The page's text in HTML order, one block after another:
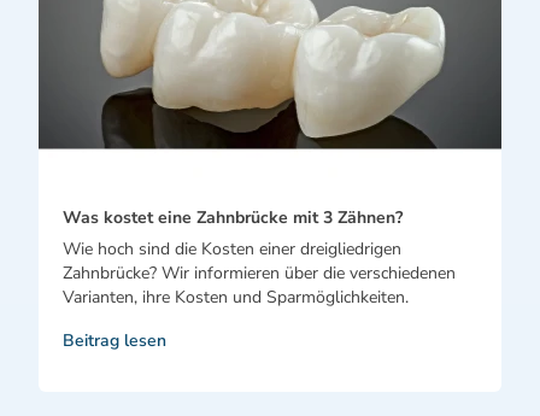
Was kostet eine Zahnbrücke mit 3 Zähnen?
Wie hoch sind die Kosten einer dreigliedrigen
Zahnbrücke? Wir informieren über die verschiedenen
Varianten, ihre Kosten und Sparmöglichkeiten.
Beitrag lesen